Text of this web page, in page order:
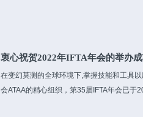
衷心祝贺2022年IFTA年会的举办
在变幻莫测的全球环境下,掌握技能和工具
会ATAA的精心组织，第35届IFTA年会已于